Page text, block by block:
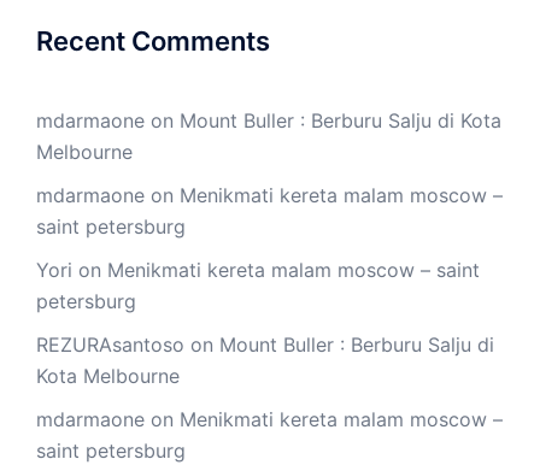
Recent Comments
mdarmaone on Mount Buller : Berburu Salju di Kota
Melbourne
mdarmaone on Menikmati kereta malam moscow –
saint petersburg
Yori on Menikmati kereta malam moscow – saint
petersburg
REZURAsantoso on Mount Buller : Berburu Salju di
Kota Melbourne
mdarmaone on Menikmati kereta malam moscow –
saint petersburg